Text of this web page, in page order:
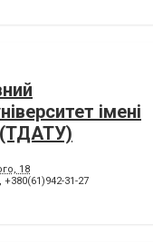
імені
18
, +380(61)942-31-27